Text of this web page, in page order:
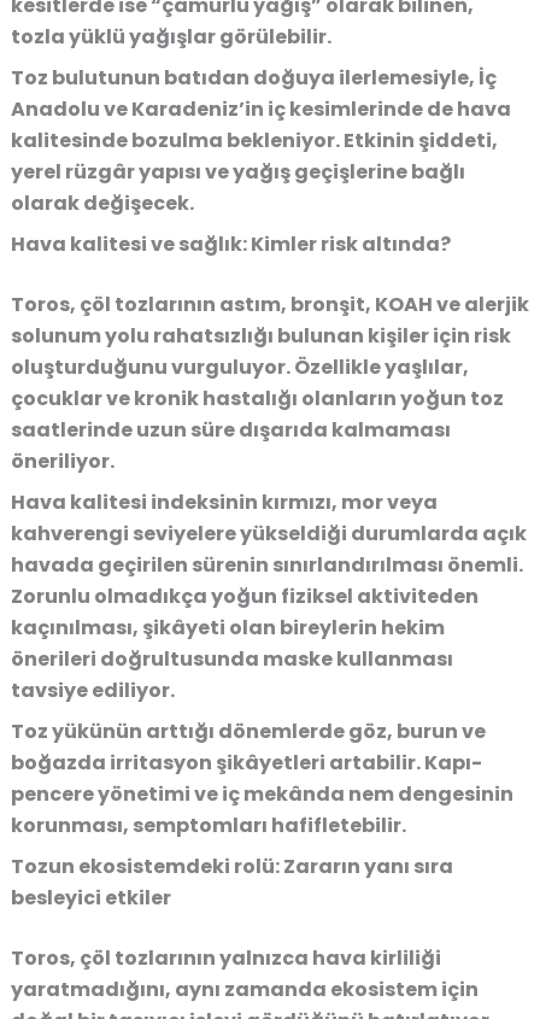
kesitlerde ise “çamurlu yağış” olarak bilinen,
tozla yüklü yağışlar görülebilir.
Toz bulutunun batıdan doğuya ilerlemesiyle, İç
Anadolu ve Karadeniz’in iç kesimlerinde de hava
kalitesinde bozulma bekleniyor. Etkinin şiddeti,
yerel rüzgâr yapısı ve yağış geçişlerine bağlı
olarak değişecek.
Hava kalitesi ve sağlık: Kimler risk altında?
Toros, çöl tozlarının astım, bronşit, KOAH ve alerjik
solunum yolu rahatsızlığı bulunan kişiler için risk
oluşturduğunu vurguluyor. Özellikle yaşlılar,
çocuklar ve kronik hastalığı olanların yoğun toz
saatlerinde uzun süre dışarıda kalmaması
öneriliyor.
Hava kalitesi indeksinin kırmızı, mor veya
kahverengi seviyelere yükseldiği durumlarda açık
havada geçirilen sürenin sınırlandırılması önemli.
Zorunlu olmadıkça yoğun fiziksel aktiviteden
kaçınılması, şikâyeti olan bireylerin hekim
önerileri doğrultusunda maske kullanması
tavsiye ediliyor.
Toz yükünün arttığı dönemlerde göz, burun ve
boğazda irritasyon şikâyetleri artabilir. Kapı-
pencere yönetimi ve iç mekânda nem dengesinin
korunması, semptomları hafifletebilir.
Tozun ekosistemdeki rolü: Zararın yanı sıra
besleyici etkiler
Toros, çöl tozlarının yalnızca hava kirliliği
yaratmadığını, aynı zamanda ekosistem için